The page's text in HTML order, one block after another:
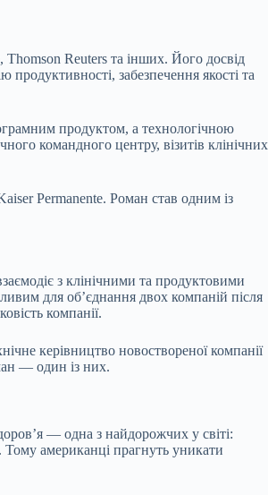
Reuters та інших. Його досвід
забезпечення якості та
продуктом, а технологічною
командного центру, візитів клінічних
Permanente. Роман став одним із
з клінічними та продуктовими
для об’єднання двох компаній після
компанії.
керівництво новоствореної компанії
— один із них.
— одна з найдорожчих у світі:
Тому американці прагнуть уникати